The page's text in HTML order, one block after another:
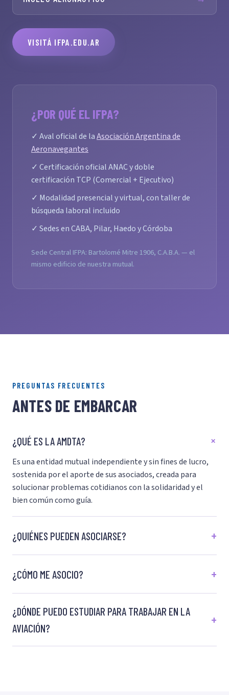
VISITÁ IFPA.EDU.AR
¿POR QUÉ EL IFPA?
✓ Aval oficial de laAsociación Argentina de
Aeronavegantes
✓ Certificación oficial ANAC y doble
certificación TCP (Comercial + Ejecutivo)
✓ Modalidad presencial y virtual, con taller de
búsqueda laboral incluido
✓ Sedes en CABA, Pilar, Haedo y Córdoba
Sede Central IFPA: Bartolomé Mitre 1906, C.A.B.A. — el
mismo edificio de nuestra mutual.
PREGUNTAS FRECUENTES
ANTES DE EMBARCAR
¿QUÉ ES LA AMDTA?
Es una entidad mutual independiente y sin fines de lucro,
sostenida por el aporte de sus asociados, creada para
solucionar problemas cotidianos con la solidaridad y el
bien común como guía.
¿QUIÉNES PUEDEN ASOCIARSE?
¿CÓMO ME ASOCIO?
¿DÓNDE PUEDO ESTUDIAR PARA TRABAJAR EN LA
AVIACIÓN?